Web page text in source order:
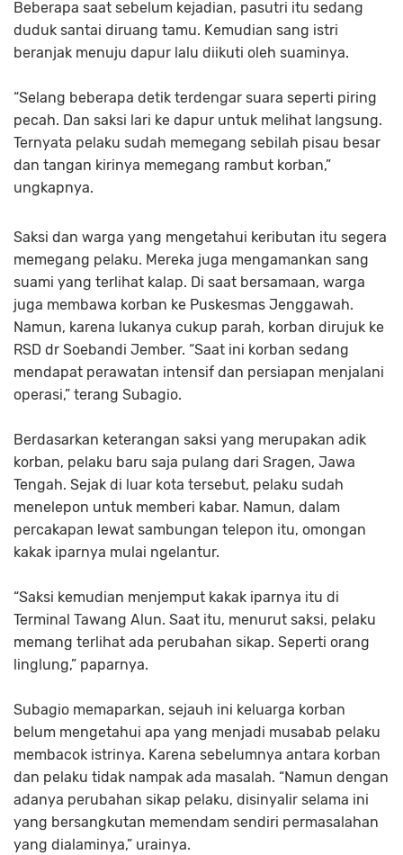
Beberapa saat sebelum kejadian, pasutri itu sedang
duduk santai diruang tamu. Kemudian sang istri
beranjak menuju dapur lalu diikuti oleh suaminya.
“Selang beberapa detik terdengar suara seperti piring
pecah. Dan saksi lari ke dapur untuk melihat langsung.
Ternyata pelaku sudah memegang sebilah pisau besar
dan tangan kirinya memegang rambut korban,”
ungkapnya.
Saksi dan warga yang mengetahui keributan itu segera
memegang pelaku. Mereka juga mengamankan sang
suami yang terlihat kalap. Di saat bersamaan, warga
juga membawa korban ke Puskesmas Jenggawah.
Namun, karena lukanya cukup parah, korban dirujuk ke
RSD dr Soebandi Jember. “Saat ini korban sedang
mendapat perawatan intensif dan persiapan menjalani
operasi,” terang Subagio.
Berdasarkan keterangan saksi yang merupakan adik
korban, pelaku baru saja pulang dari Sragen, Jawa
Tengah. Sejak di luar kota tersebut, pelaku sudah
menelepon untuk memberi kabar. Namun, dalam
percakapan lewat sambungan telepon itu, omongan
kakak iparnya mulai ngelantur.
“Saksi kemudian menjemput kakak iparnya itu di
Terminal Tawang Alun. Saat itu, menurut saksi, pelaku
memang terlihat ada perubahan sikap. Seperti orang
linglung,” paparnya.
Subagio memaparkan, sejauh ini keluarga korban
belum mengetahui apa yang menjadi musabab pelaku
membacok istrinya. Karena sebelumnya antara korban
dan pelaku tidak nampak ada masalah. “Namun dengan
adanya perubahan sikap pelaku, disinyalir selama ini
yang bersangkutan memendam sendiri permasalahan
yang dialaminya,” urainya.